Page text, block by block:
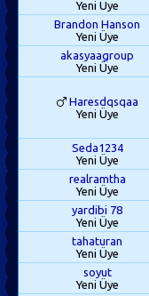
Yeni Üye
Brandon Hanson
Yeni Üye
akasyaagroup
Yeni Üye
Haresdqsqaa
Yeni Üye
Seda1234
Yeni Üye
realramtha
Yeni Üye
yardibi 78
Yeni Üye
tahaturan
Yeni Üye
soyut
Yeni Üye